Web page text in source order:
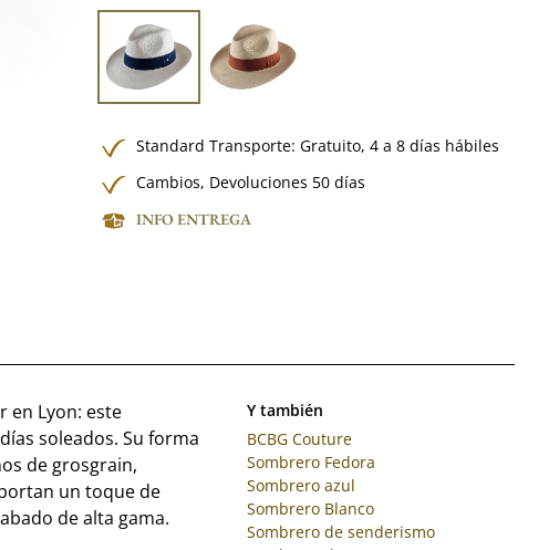
Standard Transporte:Gratuito,4 a 8 días hábiles
Cambios, Devoluciones 50 días
INFO ENTREGA
en Lyon: este
soleados. Su forma
de grosgrain,
un toque de
de alta gama.
Y también
BCBG Couture
Sombrero Fedora
Sombrero azul
Sombrero Blanco
Sombrero de senderismo